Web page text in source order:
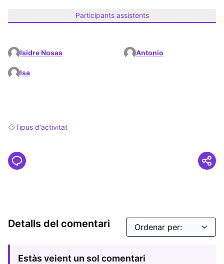
Participants assistents
Isidre Nosas Antonio
Isa
Resultats en filtrar per: Tipus d'activitat
Tipus d'activitat
Detalls del comentari
Estàs veient un sol comentari